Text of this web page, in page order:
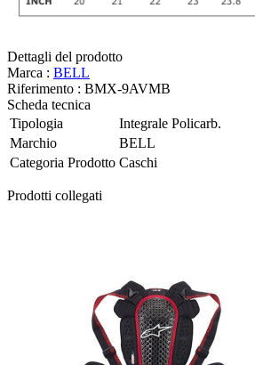
Dettagli del prodotto
Marca : BELL
Riferimento : BMX-9AVMB
Scheda tecnica
Tipologia
Integrale Policarb.
Marchio
BELL
Categoria Prodotto Caschi
Prodotti collegati